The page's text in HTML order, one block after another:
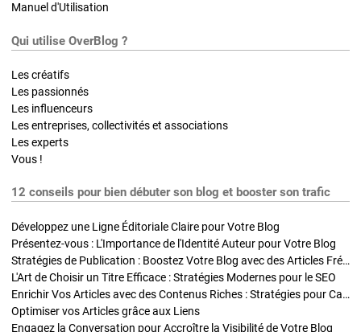
Manuel d'Utilisation
Qui utilise OverBlog ?
Les créatifs
Les passionnés
Les influenceurs
Les entreprises, collectivités et associations
Les experts
Vous !
12 conseils pour bien débuter son blog et booster son trafic
Développez une Ligne Éditoriale Claire pour Votre Blog
Présentez-vous : L'Importance de l'Identité Auteur pour Votre Blog
Stratégies de Publication : Boostez Votre Blog avec des Articles Fréquents et Exclusifs
L'Art de Choisir un Titre Efficace : Stratégies Modernes pour le SEO
Enrichir Vos Articles avec des Contenus Riches : Stratégies pour Captiver et Optimiser
Optimiser vos Articles grâce aux Liens
Engagez la Conversation pour Accroître la Visibilité de Votre Blog